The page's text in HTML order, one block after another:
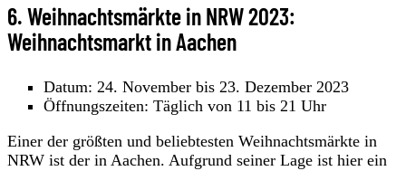
6. Weihnachtsmärkte in NRW 2023:
Weihnachtsmarkt in Aachen
Datum: 24. November bis 23. Dezember 2023
Öffnungszeiten: Täglich von 11 bis 21 Uhr
Einer der größten und beliebtesten Weihnachtsmärkte in
NRW ist der in Aachen. Aufgrund seiner Lage ist hier ein